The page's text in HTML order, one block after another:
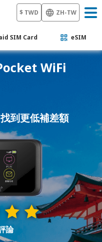
$ TWD ZH-TW
SIM Card eSIM
WiFi
找到更低補差額
論